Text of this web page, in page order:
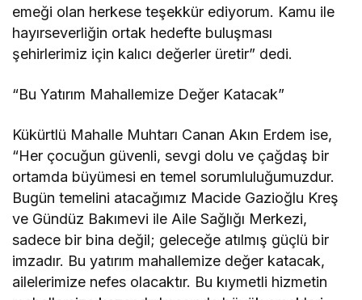
emeği olan herkese teşekkür ediyorum. Kamu ile
hayırseverliğin ortak hedefte buluşması
şehirlerimiz için kalıcı değerler üretir” dedi.
“Bu Yatırım Mahallemize Değer Katacak”
Kükürtlü Mahalle Muhtarı Canan Akın Erdem ise,
“Her çocuğun güvenli, sevgi dolu ve çağdaş bir
ortamda büyümesi en temel sorumluluğumuzdur.
Bugün temelini atacağımız Macide Gazioğlu Kreş
ve Gündüz Bakımevi ile Aile Sağlığı Merkezi,
sadece bir bina değil; geleceğe atılmış güçlü bir
imzadır. Bu yatırım mahallemize değer katacak,
ailelerimize nefes olacaktır. Bu kıymetli hizmetin